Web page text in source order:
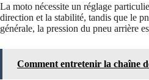
La moto nécessite un réglage
direction et la stabilité, tandis que le
générale, la pression du pneu arrière
Comment entretenir la chaîne